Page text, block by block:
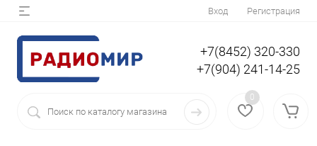
Вход Регистрация
+7(8452) 320-330
+7(904) 241-14-25
0